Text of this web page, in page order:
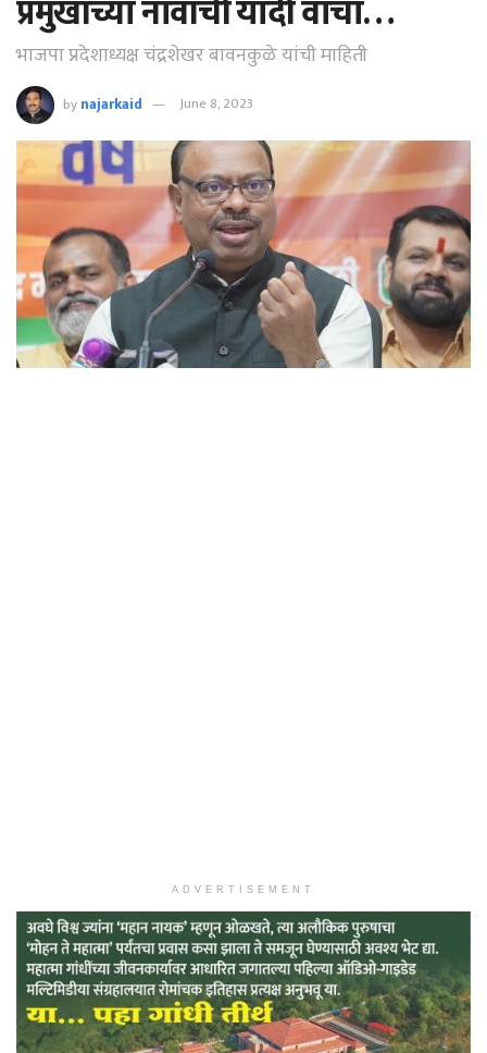
प्रमुखांच्या नावांची यादी वाचा…
भाजपा प्रदेशाध्यक्ष चंद्रशेखर बावनकुळे यांची माहिती
bynajarkaid June 8, 2023
ADVERTISEMENT